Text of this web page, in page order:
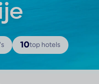
10top hotels